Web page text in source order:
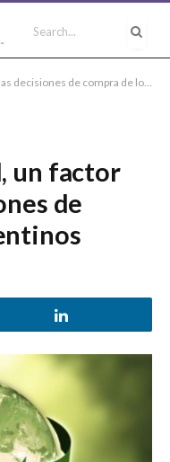
de compra de los argentinos
un factor
de